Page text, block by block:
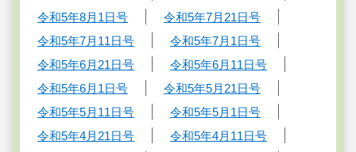
令和5年8月1日号
令和5年7月21日号
令和5年7月11日号
令和5年7月1日号
令和5年6月21日号
令和5年6月11日号
令和5年6月1日号
令和5年5月21日号
令和5年5月11日号
令和5年5月1日号
令和5年4月21日号
令和5年4月11日号